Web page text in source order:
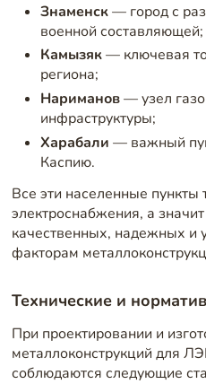
Знаменск— город с
военной составляющей;
Камызяк— ключевая
региона;
Нариманов— узел
инфраструктуры;
Харабали — важный
Каспию.
Все эти населенные пункты
электроснабжения, а
качественных, надежных и
факторам
Технические и
При проектировании и
металлоконструкций для
соблюдаются следующие